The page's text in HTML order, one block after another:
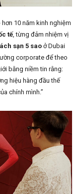
10 năm kinh nghiệm
tế, từng đảm nhiệm vị
sạn 5 sao ở Dubai
corporate để theo
bằng niềm tin rằng:
hiệu hàng đầu thế
chính mình.”